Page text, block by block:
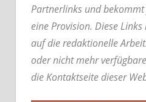
Partnerlinks und
eine Provision. Diese
auf die redaktionelle
oder nicht mehr
die Kontaktseite dieser